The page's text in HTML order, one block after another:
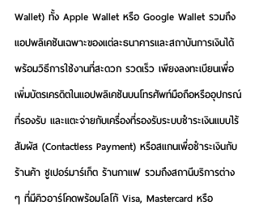
Wallet) ทั้ง Apple Wallet หรือ Google Wallet รวมถึง
แอปพลิเคชันเฉพาะของแต่ละธนาคารและสถาบันการเงินได้
พร้อมวิธีการใช้งานที่สะดวก รวดเร็ว เพียงลงทะเบียนเพื่อ
เพิ่มบัตรเครดิตในแอปพลิเคชันบนโทรศัพท์มือถือหรืออุปกรณ์
ที่รองรับ และแตะจ่ายกับเครื่องที่รองรับระบบชำระเงินแบบไร้
สัมผัส (Contactless Payment) หรือสแกนเพื่อชำระเงินกับ
ร้านค้า ซูเปอร์มาร์เก็ต ร้านกาแฟ รวมถึงสถานีบริการต่าง
ๆ ที่มีคิวอาร์โคดพร้อมโลโก้ Visa, Mastercard หรือ